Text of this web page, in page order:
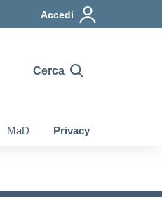
Accedi
Cerca
MaD Privacy